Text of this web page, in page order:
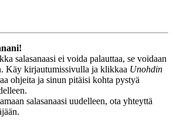
salasanaasi ei voida palauttaa, se voidaan
Käy kirjautumissivulla ja klikkaa Unohdin
ohjeita ja sinun pitäisi kohta pystyä
salasanaasi uudelleen, ota yhteyttä